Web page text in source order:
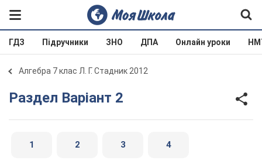
ГДЗ Підручники ЗНО ДПА Онлайн уроки
Алгебра 7 клас Л. Г. Стадник 2012
Раздел Варіант 2
1 2 3 4